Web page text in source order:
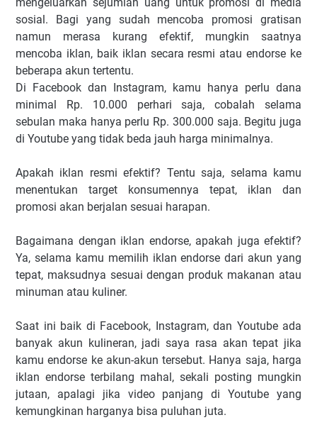
sosial. Bagi yang sudah mencoba promosi gratisan
namun merasa kurang efektif, mungkin saatnya
mencoba iklan, baik iklan secara resmi atau endorse ke
beberapa akun tertentu.
Di Facebook dan Instagram, kamu hanya perlu dana
minimal Rp. 10.000 perhari saja, cobalah selama
sebulan maka hanya perlu Rp. 300.000 saja. Begitu juga
di Youtube yang tidak beda jauh harga minimalnya.
Apakah iklan resmi efektif? Tentu saja, selama kamu
menentukan target konsumennya tepat, iklan dan
promosi akan berjalan sesuai harapan.
Bagaimana dengan iklan endorse, apakah juga efektif?
Ya, selama kamu memilih iklan endorse dari akun yang
tepat, maksudnya sesuai dengan produk makanan atau
minuman atau kuliner.
Saat ini baik di Facebook, Instagram, dan Youtube ada
banyak akun kulineran, jadi saya rasa akan tepat jika
kamu endorse ke akun-akun tersebut. Hanya saja, harga
iklan endorse terbilang mahal, sekali posting mungkin
jutaan, apalagi jika video panjang di Youtube yang
kemungkinan harganya bisa puluhan juta.